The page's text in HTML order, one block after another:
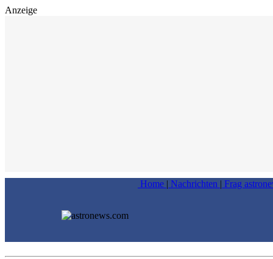
Anzeige
Home | Nachrichten | Frag